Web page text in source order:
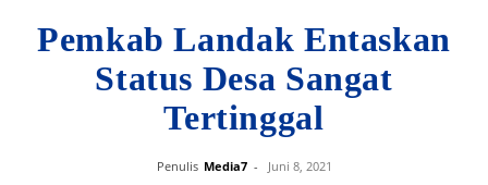
Pemkab Landak Entaskan
Status Desa Sangat
Tertinggal
Penulis Media7 - Juni 8, 2021